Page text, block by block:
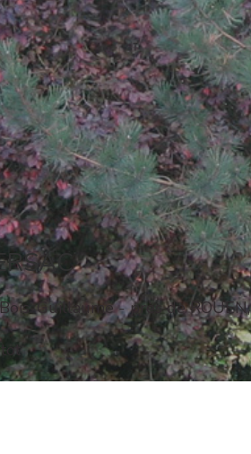
Guillaume - près de ROUEN,